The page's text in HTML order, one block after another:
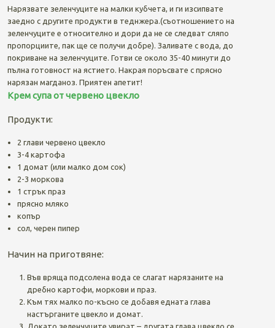
Нарязвате зеленчуците на малки кубчета, и ги изсипвате
заедно с другите продукти в теднжера.(съотношението на
зеленчуците е относително и дори да не се следват сляпо
пропорциите, пак ще се получи добре). Заливате с вода, до
покриване на зеленчуците. Готви се около 35-40 минути до
пълна готовност на ястието. Накрая поръсвате с прясно
нарязан магданоз. Приятен апетит!
Крем супа от червено цвекло
Продукти:
2 глави червено цвекло
3-4 картофа
1 домат (или малко дом сок)
2-3 моркова
1 стрък праз
прясно мляко
копър
сол, черен пипер
Начин на приготвяне:
Във вряща подсолена вода се слагат нарязаните на
дребно картофи, моркови и праз.
Към тях малко по-късно се добавя едната глава
настърганите цвекло и домат.
Докато зеленчуците увират – другата глава цвекло се